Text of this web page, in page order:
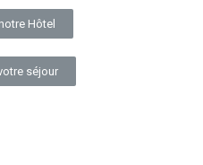
Hôtel
séjour